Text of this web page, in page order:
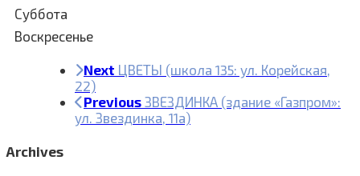
Суббота
Воскресенье
Next ЦВЕТЫ (школа 135: ул. Корейская,
22)
Previous ЗВЕЗДИНКА (здание «Газпром»:
ул. Звездинка, 11а)
Archives